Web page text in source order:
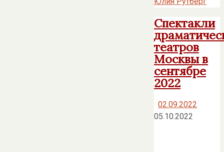
Спектакли
театров
Москвы в
сентябре
2022
02.09.2022
05.10.2022